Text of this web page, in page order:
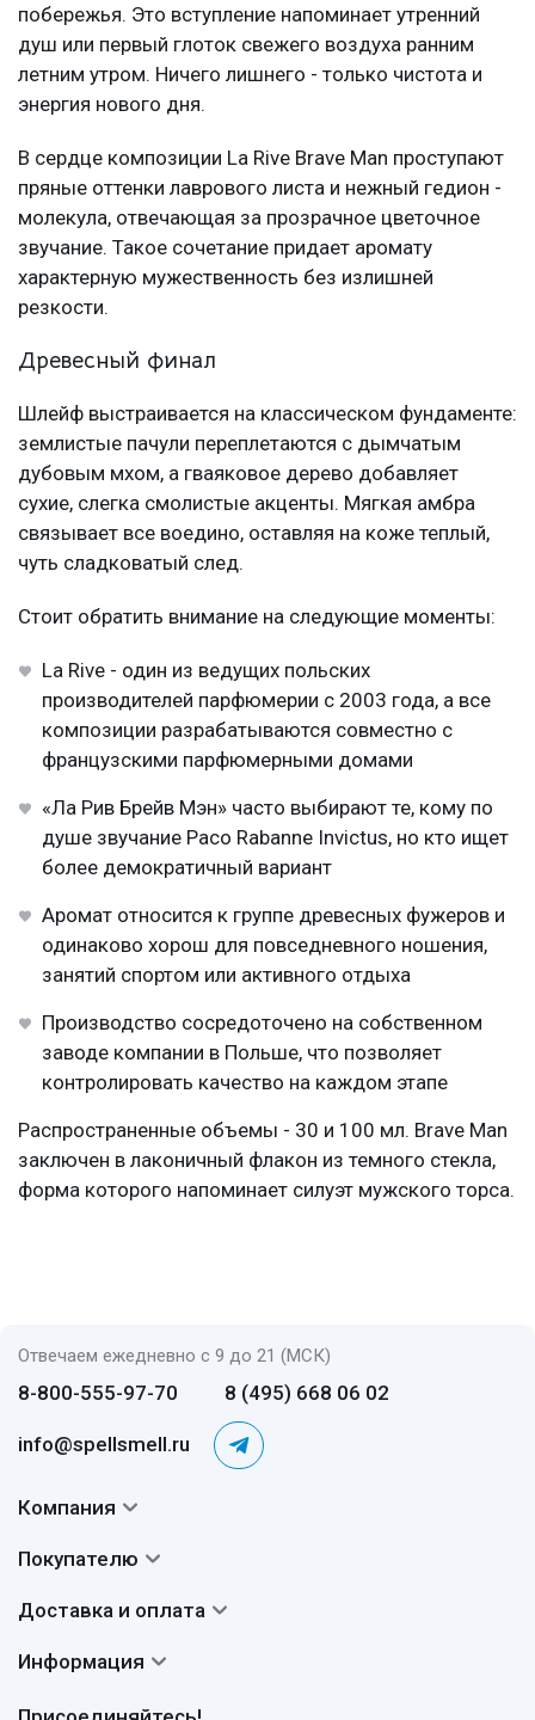
побережья. Это вступление напоминает утренний
душ или первый глоток свежего воздуха ранним
летним утром. Ничего лишнего - только чистота и
энергия нового дня.
В сердце композиции La Rive Brave Man проступают
пряные оттенки лаврового листа и нежный гедион -
молекула, отвечающая за прозрачное цветочное
звучание. Такое сочетание придает аромату
характерную мужественность без излишней
резкости.
Древесный финал
Шлейф выстраивается на классическом фундаменте:
землистые пачули переплетаются с дымчатым
дубовым мхом, а гваяковое дерево добавляет
сухие, слегка смолистые акценты. Мягкая амбра
связывает все воедино, оставляя на коже теплый,
чуть сладковатый след.
Стоит обратить внимание на следующие моменты:
La Rive - один из ведущих польских
производителей парфюмерии с 2003 года, а все
композиции разрабатываются совместно с
французскими парфюмерными домами
«Ла Рив Брейв Мэн» часто выбирают те, кому по
душе звучание Paco Rabanne Invictus, но кто ищет
более демократичный вариант
Аромат относится к группе древесных фужеров и
одинаково хорош для повседневного ношения,
занятий спортом или активного отдыха
Производство сосредоточено на собственном
заводе компании в Польше, что позволяет
контролировать качество на каждом этапе
Распространенные объемы - 30 и 100 мл. Brave Man
заключен в лаконичный флакон из темного стекла,
форма которого напоминает силуэт мужского торса.
Отвечаем ежедневно с 9 до 21 (МСК)
8-800-555-97-70 8 (495) 668 06 02
info@spellsmell.ru
Компания
Авторы
Сертификаты
Покупателю
Вопросы и ответы
Отзывы
Доставка и оплата
Доставка
Информация